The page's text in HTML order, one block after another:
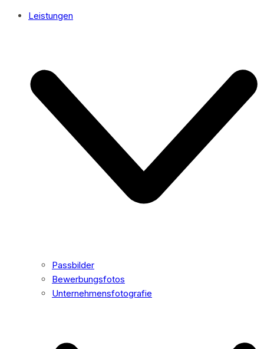
Leistungen
Passbilder
Bewerbungsfotos
Unternehmensfotografie